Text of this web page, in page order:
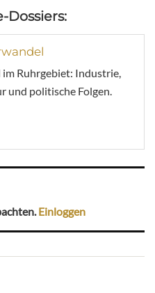
Dossiers:
Ruhrgebiet: Industrie,
und politische Folgen.
Einloggen